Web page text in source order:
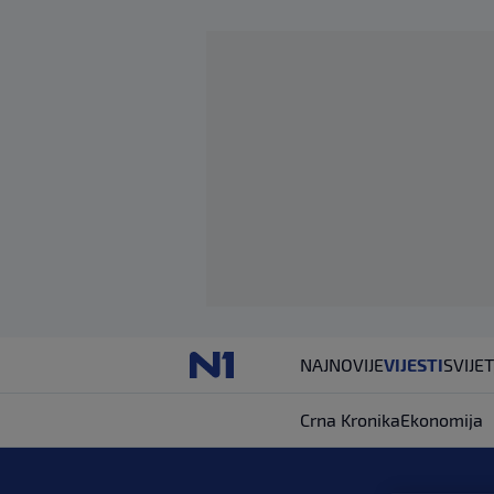
NAJNOVIJEVIJESTISVIJET
Crna KronikaEkonomija